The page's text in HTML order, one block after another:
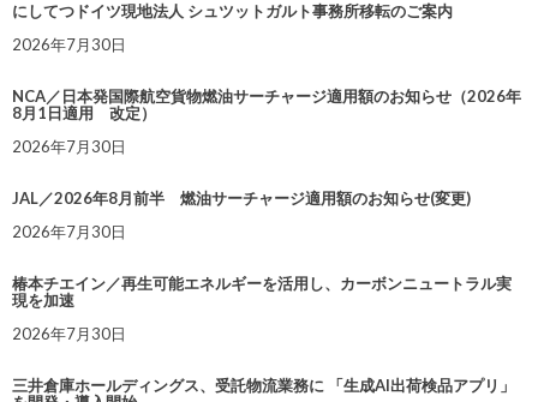
にしてつドイツ現地法人 シュツットガルト事務所移転のご案内
2026年7月30日
NCA／日本発国際航空貨物燃油サーチャージ適用額のお知らせ（2026年
8月1日適用 改定）
2026年7月30日
JAL／2026年8月前半 燃油サーチャージ適用額のお知らせ(変更)
2026年7月30日
椿本チエイン／再生可能エネルギーを活用し、カーボンニュートラル実
現を加速
2026年7月30日
三井倉庫ホールディングス、受託物流業務に 「生成AI出荷検品アプリ」